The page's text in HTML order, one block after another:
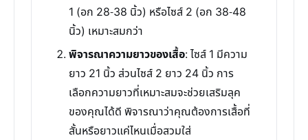
1 (อก 28-38 นิ้ว) หรือไซส์ 2 (อก 38-48
นิ้ว) เหมาะสมกว่า
พิจารณาความยาวของเสื้อ: ไซส์ 1 มีความ
ยาว 21 นิ้ว ส่วนไซส์ 2 ยาว 24 นิ้ว การ
เลือกความยาวที่เหมาะสมจะช่วยเสริมลุค
ของคุณได้ดี พิจารณาว่าคุณต้องการเสื้อที่
สั้นหรือยาวแค่ไหนเมื่อสวมใส่